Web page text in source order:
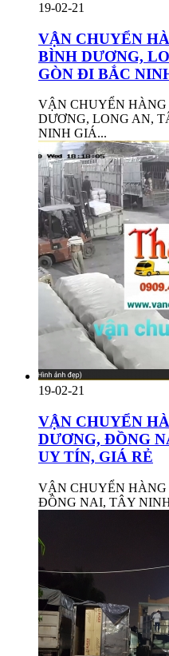
19-02-21
VẬN CHUYỂN
BÌNH DƯƠNG,
GÒN ĐI BẮC
VẬN CHUYỂN
DƯƠNG, LONG AN,
NINH GIÁ...
19-02-21
VẬN CHUYỂN
DƯƠNG, ĐỒNG
UY TÍN, GIÁ RẺ
VẬN CHUYỂN
ĐỒNG NAI, TÂY